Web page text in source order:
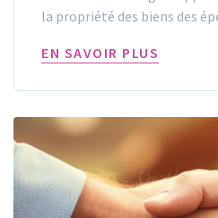
la propriété des biens des
EN SAVOIR PLUS